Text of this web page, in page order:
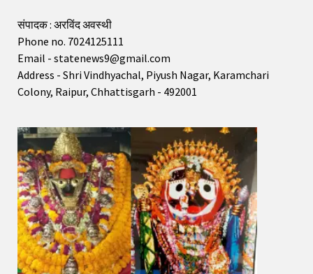
संपादक : अरविंद अवस्थी
Phone no. 7024125111
Email - statenews9@gmail.com
Address - Shri Vindhyachal, Piyush Nagar, Karamchari
Colony, Raipur, Chhattisgarh - 492001